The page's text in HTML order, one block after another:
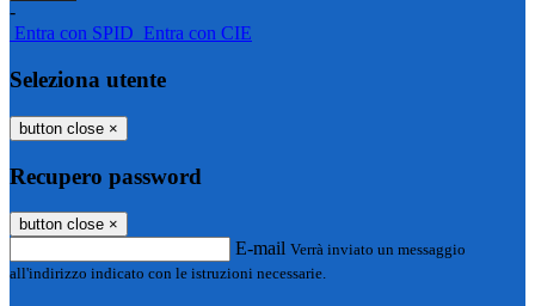
-
Entra con SPID Entra con CIE
Seleziona utente
button close ×
Recupero password
button close ×
E-mail Verrà inviato un messaggio
all'indirizzo indicato con le istruzioni necessarie.